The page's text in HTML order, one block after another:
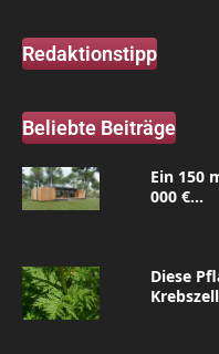
Redaktionstipp
Beliebte Beiträge
Ein 150
000 €...
Diese